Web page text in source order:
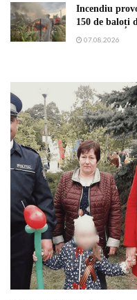
Incendiu
150 de baloți
07.08.2026